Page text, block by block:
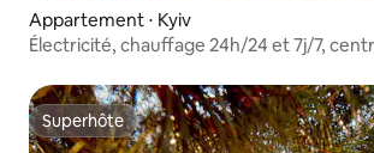
Appartement ⋅ Kyiv
Électricité, chauffage 24h/24 et 7j/7,
Superhôte
Superhôte